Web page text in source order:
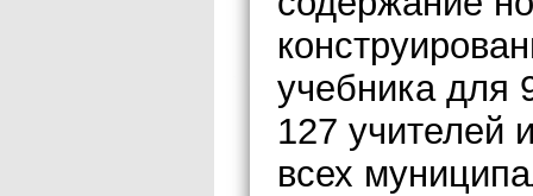
учебника для
127 учителей
всех